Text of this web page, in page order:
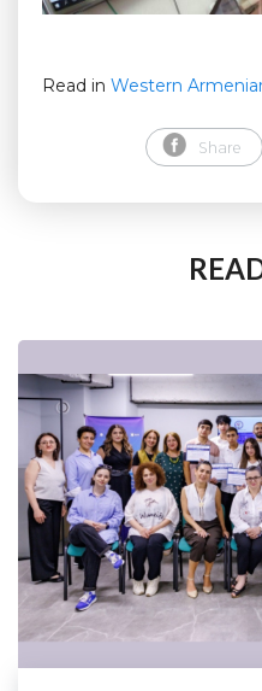
Read in Western
Share